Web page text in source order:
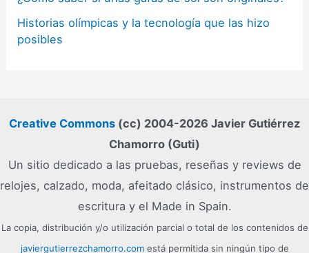
Historias olímpicas y la tecnología que las hizo
posibles
Creative Commons (cc) 2004-2026 Javier Gutiérrez
Chamorro (Guti)
Un sitio dedicado a las pruebas, reseñas y reviews de
relojes, calzado, moda, afeitado clásico, instrumentos de
escritura y el Made in Spain.
La copia, distribución y/o utilización parcial o total de los contenidos de
javiergutierrezchamorro.comestá permitida sin ningún tipo de